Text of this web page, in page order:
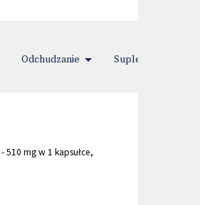
Odchudzanie Suplementy diety
mg w 1 kapsułce,